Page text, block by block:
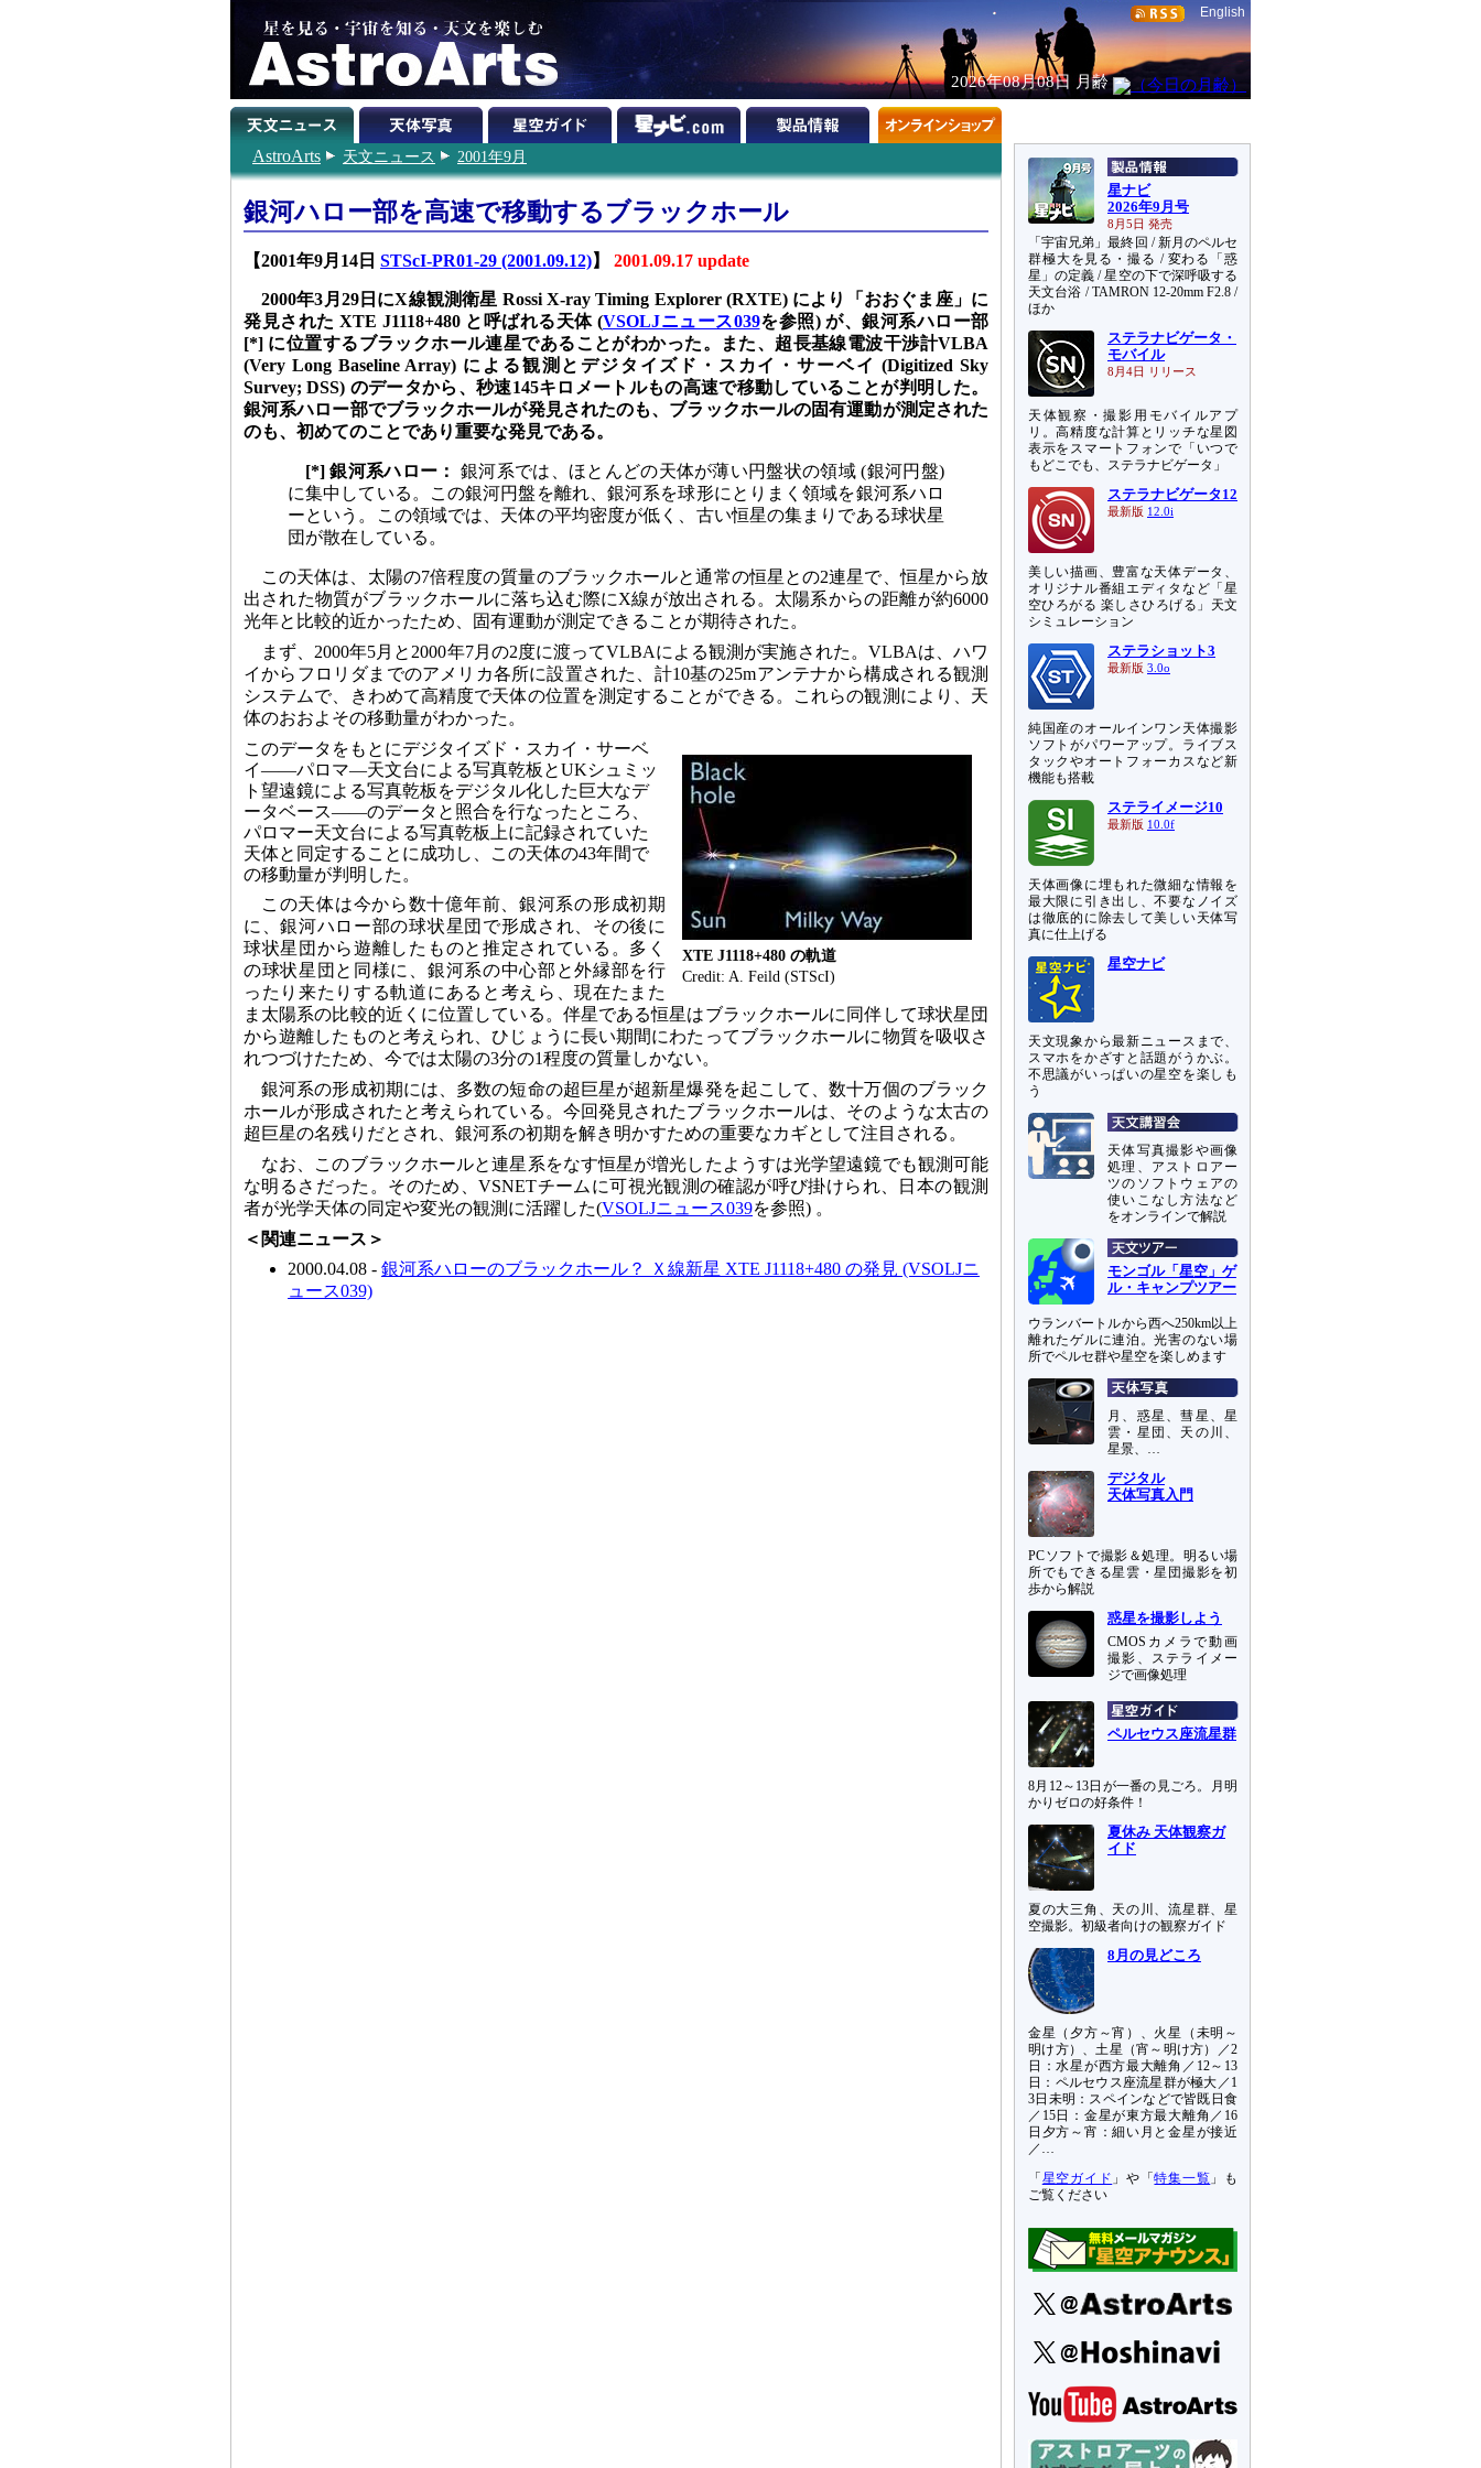
English
2026年08月08日 月齢
AstroArts 天文ニュース 2001年9月
銀河ハロー部を高速で移動するブラックホール
【2001年9月14日 STScI-PR01-29 (2001.09.12)】 2001.09.17 update
2000年3月29日にX線観測衛星 Rossi X-ray Timing Explorer (RXTE) により「おおぐま座」に
発見された XTE J1118+480 と呼ばれる天体 (VSOLJニュース039を参照) が、銀河系ハロー部
[*] に位置するブラックホール連星であることがわかった。また、超長基線電波干渉計VLBA
(Very Long Baseline Array) による観測とデジタイズド・スカイ・サーベイ (Digitized Sky
Survey; DSS) のデータから、秒速145キロメートルもの高速で移動していることが判明した。
銀河系ハロー部でブラックホールが発見されたのも、ブラックホールの固有運動が測定された
のも、初めてのことであり重要な発見である。
[*] 銀河系ハロー：
銀河系では、ほとんどの天体が薄い円盤状の領域 (銀河円盤)
に集中している。この銀河円盤を離れ、銀河系を球形にとりまく領域を銀河系ハロ
ーという。この領域では、天体の平均密度が低く、古い恒星の集まりである球状星
団が散在している。
この天体は、太陽の7倍程度の質量のブラックホールと通常の恒星との2連星で、恒星から放
出された物質がブラックホールに落ち込む際にX線が放出される。太陽系からの距離が約6000
光年と比較的近かったため、固有運動が測定できることが期待された。
まず、2000年5月と2000年7月の2度に渡ってVLBAによる観測が実施された。VLBAは、ハワ
イからフロリダまでのアメリカ各所に設置された、計10基の25mアンテナから構成される観測
システムで、きわめて高精度で天体の位置を測定することができる。これらの観測により、天
体のおおよその移動量がわかった。
XTE J1118+480 の軌道
Credit: A. Feild (STScI)
このデータをもとにデジタイズド・スカイ・サーベ
イ――パロマ―天文台による写真乾板とUKシュミッ
ト望遠鏡による写真乾板をデジタル化した巨大なデ
ータベース――のデータと照合を行なったところ、
パロマー天文台による写真乾板上に記録されていた
天体と同定することに成功し、この天体の43年間で
の移動量が判明した。
この天体は今から数十億年前、銀河系の形成初期
に、銀河ハロー部の球状星団で形成され、その後に
球状星団から遊離したものと推定されている。多く
の球状星団と同様に、銀河系の中心部と外縁部を行
ったり来たりする軌道にあると考えら、現在たまた
ま太陽系の比較的近くに位置している。伴星である恒星はブラックホールに同伴して球状星団
から遊離したものと考えられ、ひじょうに長い期間にわたってブラックホールに物質を吸収さ
れつづけたため、今では太陽の3分の1程度の質量しかない。
銀河系の形成初期には、多数の短命の超巨星が超新星爆発を起こして、数十万個のブラック
ホールが形成されたと考えられている。今回発見されたブラックホールは、そのような太古の
超巨星の名残りだとされ、銀河系の初期を解き明かすための重要なカギとして注目される。
なお、このブラックホールと連星系をなす恒星が増光したようすは光学望遠鏡でも観測可能
な明るさだった。そのため、VSNETチームに可視光観測の確認が呼び掛けられ、日本の観測
者が光学天体の同定や変光の観測に活躍した(VSOLJニュース039を参照) 。
＜関連ニュース＞
2000.04.08 - 銀河系ハローのブラックホール？ Ｘ線新星 XTE J1118+480 の発見 (VSOLJニ
ュース039)
星ナビ
2026年9月号
8月5日 発売
「宇宙兄弟」最終回 / 新月のペルセ
群極大を見る・撮る / 変わる「惑
星」の定義 / 星空の下で深呼吸する
天文台浴 / TAMRON 12-20mm F2.8 /
ほか
ステラナビゲータ・
モバイル
8月4日 リリース
天体観察・撮影用モバイルアプ
リ。高精度な計算とリッチな星図
表示をスマートフォンで「いつで
もどこでも、ステラナビゲータ」
ステラナビゲータ12
最新版 12.0i
美しい描画、豊富な天体データ、
オリジナル番組エディタなど「星
空ひろがる 楽しさひろげる」天文
シミュレーション
ステラショット3
最新版 3.0o
純国産のオールインワン天体撮影
ソフトがパワーアップ。ライブス
タックやオートフォーカスなど新
機能も搭載
ステライメージ10
最新版 10.0f
天体画像に埋もれた微細な情報を
最大限に引き出し、不要なノイズ
は徹底的に除去して美しい天体写
真に仕上げる
星空ナビ
天文現象から最新ニュースまで、
スマホをかざすと話題がうかぶ。
不思議がいっぱいの星空を楽しも
う
天体写真撮影や画像
処理、アストロアー
ツのソフトウェアの
使いこなし方法など
をオンラインで解説
モンゴル「星空」ゲ
ル・キャンプツアー
ウランバートルから西へ250km以上
離れたゲルに連泊。光害のない場
所でペルセ群や星空を楽しめます
月、惑星、彗星、星
雲・星団、天の川、
星景、…
デジタル
天体写真入門
PCソフトで撮影＆処理。明るい場
所でもできる星雲・星団撮影を初
歩から解説
惑星を撮影しよう
CMOSカメラで動画
撮影、ステライメー
ジで画像処理
ペルセウス座流星群
8月12～13日が一番の見ごろ。月明
かりゼロの好条件！
夏休み 天体観察ガ
イド
夏の大三角、天の川、流星群、星
空撮影。初級者向けの観察ガイド
8月の見どころ
金星（夕方～宵）、火星（未明～
明け方）、土星（宵～明け方）／2
日：水星が西方最大離角／12～13
日：ペルセウス座流星群が極大／1
3日未明：スペインなどで皆既日食
／15日：金星が東方最大離角／16
日夕方～宵：細い月と金星が接近
／…
「 星空ガイド 」や「特集一覧 」も
ご覧ください